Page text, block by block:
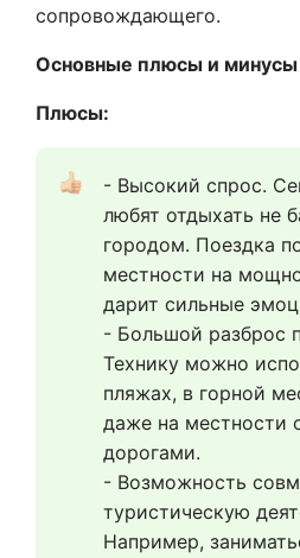
сопровождающего.
Основные плюсы и минусы
Плюсы:
- Высокий спрос.
любят отдыхать не
городом. Поездка
местности на
дарит сильные
- Большой разброс
Технику можно
пляжах, в горной
даже на местности
дорогами.
- Возможность
туристическую
Например,